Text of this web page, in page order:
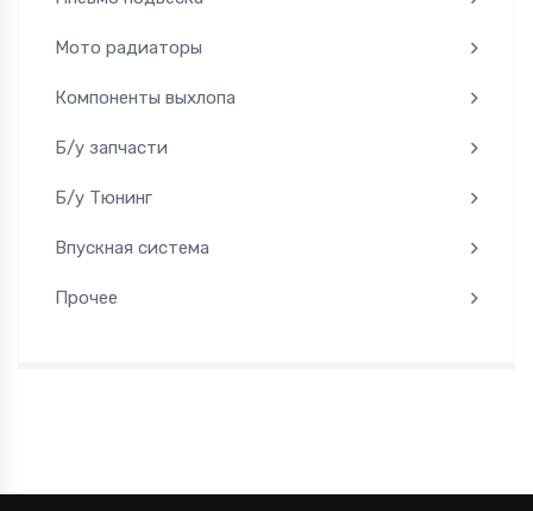
Мото радиаторы
Компоненты выхлопа
Б/у запчасти
Б/у Тюнинг
Впускная система
Прочее